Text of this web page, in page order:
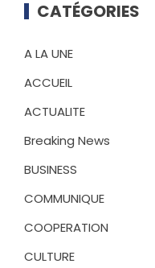
CATÉGORIES
A LA UNE
ACCUEIL
ACTUALITE
Breaking News
BUSINESS
COMMUNIQUE
COOPERATION
CULTURE